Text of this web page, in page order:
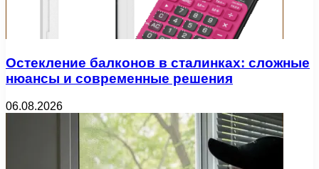
Остекление балконов в сталинках: сложные
нюансы и современные решения
06.08.2026